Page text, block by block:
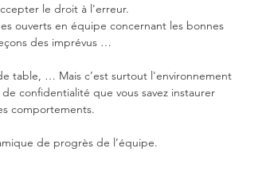
le droit à l'erreur.
ouverts en équipe concernant les bonnes
des imprévus …
table, … Mais c’est surtout l'environnement
confidentialité que vous savez instaurer
comportements.
de progrès de l’équipe.